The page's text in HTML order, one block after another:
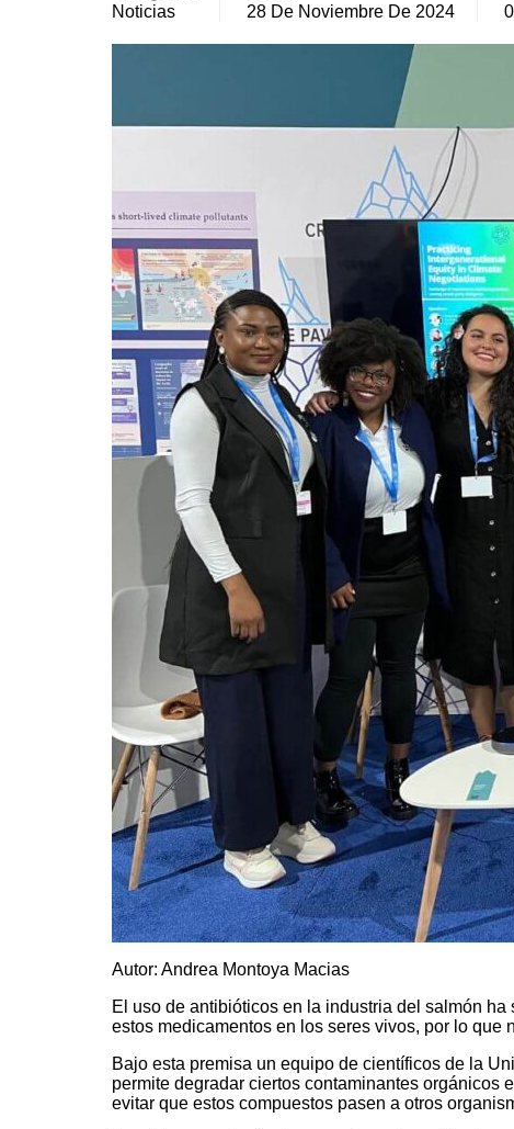
Noticias
28 De Noviembre De 2024
Autor: Andrea Montoya Macias
El uso de antibióticos en la industria del salmón
estos medicamentos en los seres vivos, por lo
Bajo esta premisa un equipo de científicos de la
permite degradar ciertos contaminantes orgánicos
evitar que estos compuestos pasen a otros